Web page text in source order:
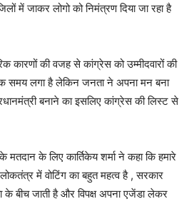
में जाकर लोगो को निमंत्रण दिया जा रहा है
कारणों की वजह से कांग्रेस को उम्मीदवारों की
समय लगा है लेकिन जनता ने अपना मन बना
बनाने का इसलिए कांग्रेस की लिस्ट से
के लिए कार्तिकेय शर्मा ने कहा कि हमारे
में वोटिंग का बहुत महत्व है , सरकार
बीच जाती है और विपक्ष अपना एजेंडा लेकर